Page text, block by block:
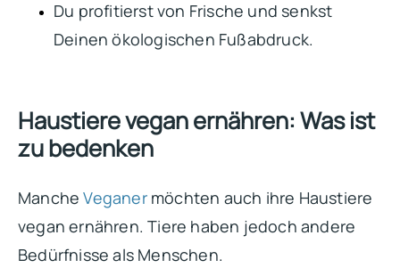
Du profitierst von Frische und senkst
Deinen ökologischen Fußabdruck.
Haustiere vegan ernähren: Was ist
zu bedenken
MancheVeganermöchten auch ihre Haustiere
vegan ernähren. Tiere haben jedoch andere
Bedürfnisse als Menschen.